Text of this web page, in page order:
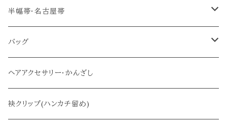
帯締め(三分紐)
半幅帯・名古屋帯
半幅帯
名古屋帯
バッグ
メインバッグ
サブバッグ
ヘアアクセサリー・かんざし
袂クリップ(ハンカチ留め)